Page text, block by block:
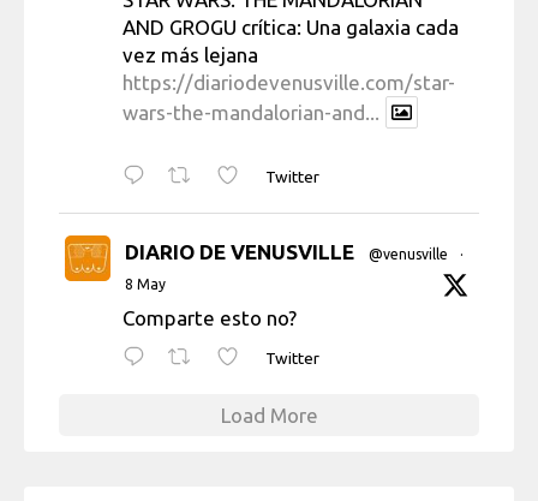
AND GROGU crítica: Una galaxia cada
vez más lejana
https://diariodevenusville.com/star-
wars-the-mandalorian-and...
Twitter
DIARIO DE VENUSVILLE @venusville
·
8 May
Comparte esto no?
Twitter
Load More